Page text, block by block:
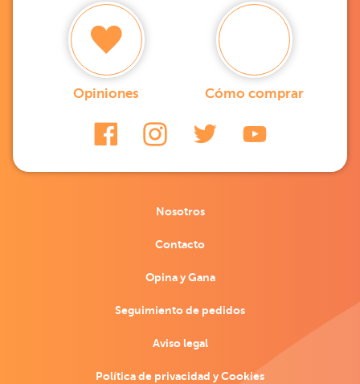
Opiniones Cómo comprar
Nosotros
Contacto
Opina y Gana
Seguimiento de pedidos
Aviso legal
Política de privacidad y Cookies